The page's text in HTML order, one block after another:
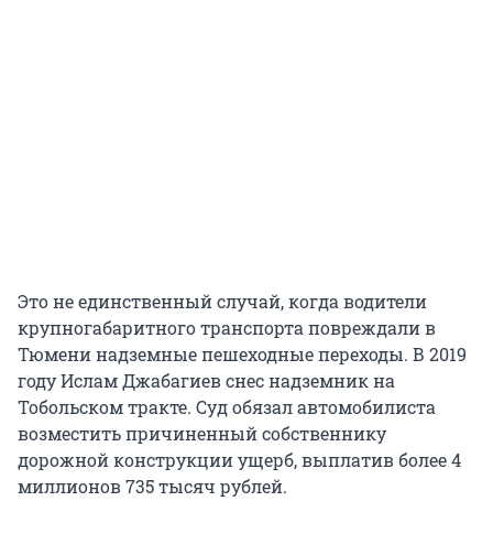
Это не единственный случай, когда водители
крупногабаритного транспорта повреждали в
Тюмени надземные пешеходные переходы. В 2019
году Ислам Джабагиев снес надземник на
Тобольском тракте. Суд обязал автомобилиста
возместить причиненный собственнику
дорожной конструкции ущерб, выплатив более 4
миллионов 735 тысяч рублей.